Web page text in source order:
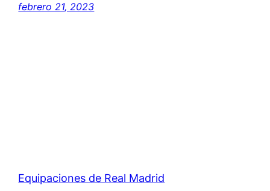
febrero 21, 2023
Equipaciones de Real Madrid